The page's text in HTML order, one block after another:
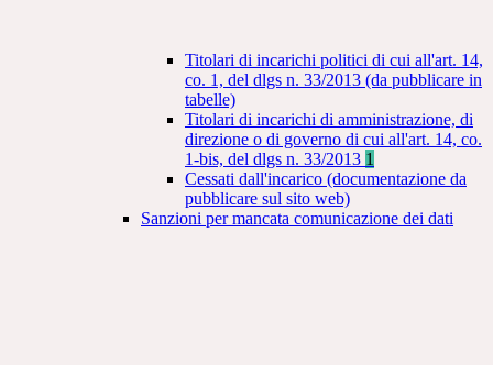
Titolari di incarichi politici di cui all'art. 14,
co. 1, del dlgs n. 33/2013 (da pubblicare in
tabelle)
Titolari di incarichi di amministrazione, di
direzione o di governo di cui all'art. 14, co.
1-bis, del dlgs n. 33/2013 1
Cessati dall'incarico (documentazione da
pubblicare sul sito web)
Sanzioni per mancata comunicazione dei dati